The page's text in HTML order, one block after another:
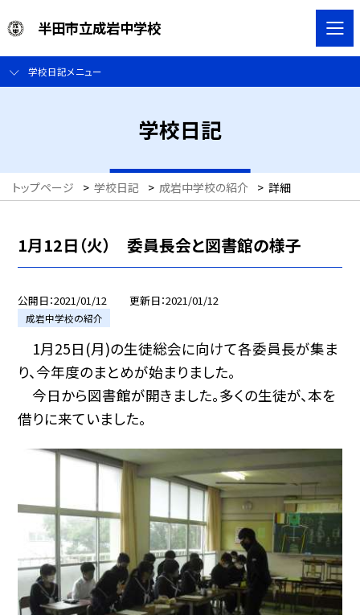
半田市立成岩中学校
学校日記メニュー
学校日記
トップページ > 学校日記 > 成岩中学校の紹介 > 詳細
1月12日（火） 委員長会と図書館の様子
公開日 2021/01/12 更新日 2021/01/12
成岩中学校の紹介
1月25日(月)の生徒総会に向けて各委員長が集ま
り、今年度のまとめが始まりました。
今日から図書館が開きました。多くの生徒が、本を
借りに来ていました。